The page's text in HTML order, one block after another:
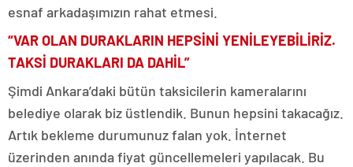
esnaf arkadaşımızın rahat etmesi.
“VAR OLAN DURAKLARIN HEPSİNİ YENİLEYEBİLİRİZ.
TAKSİ DURAKLARI DA DAHİL”
Şimdi Ankara’daki bütün taksicilerin kameralarını
belediye olarak biz üstlendik. Bunun hepsini takacağız.
Artık bekleme durumunuz falan yok. İnternet
üzerinden anında fiyat güncellemeleri yapılacak. Bu